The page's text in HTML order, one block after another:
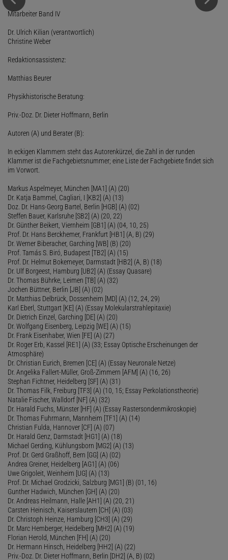
Mitarbeiter Band IV
Dr. Ulrich Kilian (verantwortlich)
Christine Weber
Redaktionsassistenz:
Matthias Beurer
Physikhistorische Beratung:
Priv.-Doz. Dr. Dieter Hoffmann, Berlin
Autoren (A) und Berater (B):
In eckigen Klammern steht das Autorenkürzel, die Zahl in der runden
Klammer ist die Fachgebietsnummer; eine Liste der Fachgebiete findet sich
im Vorwort.
Markus Aspelmeyer, München [MA1] (A) (20)
Dr. Katja Bammel, Cagliari, I [KB2] (A) (13)
Doz. Dr. Hans-Georg Bartel, Berlin [HGB] (A) (02)
Steffen Bauer, Karlsruhe [SB2] (A) (20, 22)
Dr. Günther Beikert, Viernheim [GB1] (A) (04, 10, 25)
Prof. Dr. Hans Berckhemer, Frankfurt [HB1] (A, B) (29)
Dr. Werner Biberacher, Garching [WB] (B) (20)
Prof. Tamás S. Biró, Budapest [TB2] (A) (15)
Prof. Dr. Helmut Bokemeyer, Darmstadt [HB2] (A, B) (18)
Dr. Ulf Borgeest, Hamburg [UB2] (A) (Essay Quasare)
Dr. Thomas Bührke, Leimen [TB] (A) (32)
Jochen Büttner, Berlin [JB] (A) (02)
Dr. Matthias Delbrück, Dossenheim [MD] (A) (12, 24, 29)
Karl Eberl, Stuttgart [KE] (A) (Essay Molekularstrahlepitaxie)
Dr. Dietrich Einzel, Garching [DE] (A) (20)
Dr. Wolfgang Eisenberg, Leipzig [WE] (A) (15)
Dr. Frank Eisenhaber, Wien [FE] (A) (27)
Dr. Roger Erb, Kassel [RE1] (A) (33; Essay Optische Erscheinungen der
Atmosphäre)
Dr. Christian Eurich, Bremen [CE] (A) (Essay Neuronale Netze)
Dr. Angelika Fallert-Müller, Groß-Zimmern [AFM] (A) (16, 26)
Stephan Fichtner, Heidelberg [SF] (A) (31)
Dr. Thomas Filk, Freiburg [TF3] (A) (10, 15; Essay Perkolationstheorie)
Natalie Fischer, Walldorf [NF] (A) (32)
Dr. Harald Fuchs, Münster [HF] (A) (Essay Rastersondenmikroskopie)
Dr. Thomas Fuhrmann, Mannheim [TF1] (A) (14)
Christian Fulda, Hannover [CF] (A) (07)
Dr. Harald Genz, Darmstadt [HG1] (A) (18)
Michael Gerding, Kühlungsborn [MG2] (A) (13)
Prof. Dr. Gerd Graßhoff, Bern [GG] (A) (02)
Andrea Greiner, Heidelberg [AG1] (A) (06)
Uwe Grigoleit, Weinheim [UG] (A) (13)
Prof. Dr. Michael Grodzicki, Salzburg [MG1] (B) (01, 16)
Gunther Hadwich, München [GH] (A) (20)
Dr. Andreas Heilmann, Halle [AH1] (A) (20, 21)
Carsten Heinisch, Kaiserslautern [CH] (A) (03)
Dr. Christoph Heinze, Hamburg [CH3] (A) (29)
Dr. Marc Hemberger, Heidelberg [MH2] (A) (19)
Florian Herold, München [FH] (A) (20)
Dr. Hermann Hinsch, Heidelberg [HH2] (A) (22)
Priv.-Doz. Dr. Dieter Hoffmann, Berlin [DH2] (A, B) (02)